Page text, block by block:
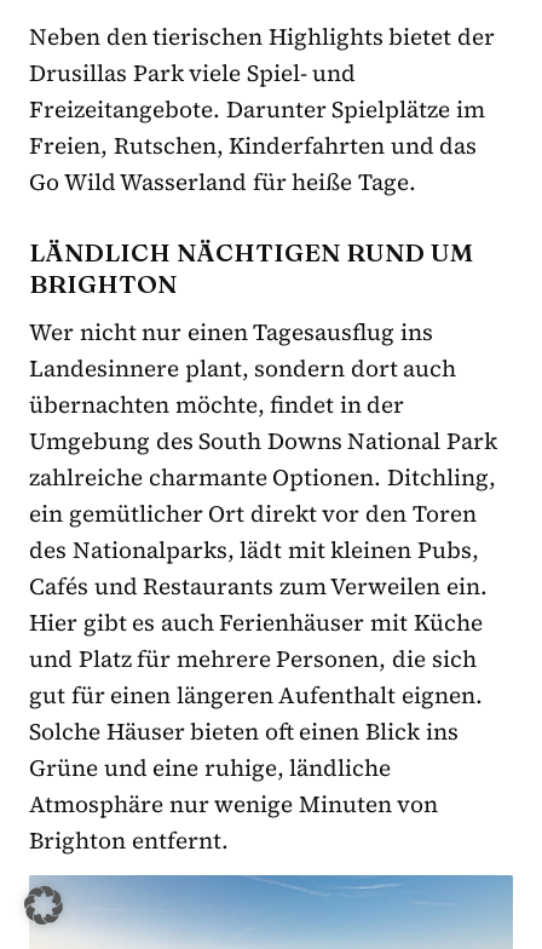
Neben den tierischen Highlights bietet der
Drusillas Park viele Spiel- und
Freizeitangebote. Darunter Spielplätze im
Freien, Rutschen, Kinderfahrten und das
Go Wild Wasserland für heiße Tage.
LÄNDLICH NÄCHTIGEN RUND UM
BRIGHTON
Wer nicht nur einen Tagesausflug ins
Landesinnere plant, sondern dort auch
übernachten möchte, findet in der
Umgebung des South Downs National Park
zahlreiche charmante Optionen. Ditchling,
ein gemütlicher Ort direkt vor den Toren
des Nationalparks, lädt mit kleinen Pubs,
Cafés und Restaurants zum Verweilen ein.
Hier gibt es auch Ferienhäuser mit Küche
und Platz für mehrere Personen, die sich
gut für einen längeren Aufenthalt eignen.
Solche Häuser bieten oft einen Blick ins
Grüne und eine ruhige, ländliche
Atmosphäre nur wenige Minuten von
Brighton entfernt.